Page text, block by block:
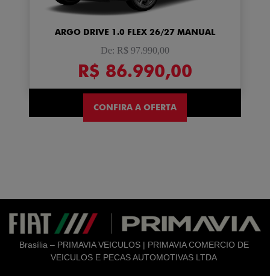
ARGO DRIVE 1.0 FLEX 26/27 MANUAL
De: R$ 97.990,00
R$ 86.990,00
CONFIRA A OFERTA
Brasília – PRIMAVIA VEICULOS | PRIMAVIA COMERCIO DE
VEICULOS E PECAS AUTOMOTIVAS LTDA